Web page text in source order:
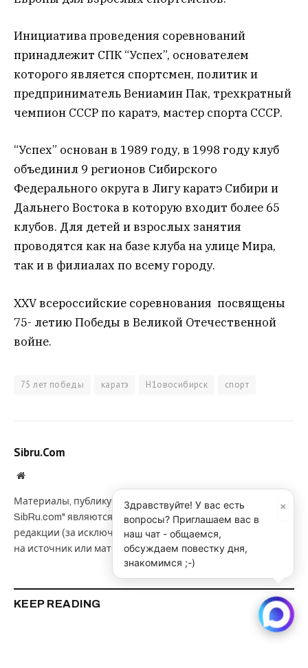
Инициатива проведения соревнований
принадлежит СПК “Успех”, основателем
которого является спортсмен, политик и
предприниматель Вениамин Пак, трехкратный
чемпион СССР по каратэ, мастер спорта СССР.
“Успех” основан в 1989 году, в 1998 году клуб
объединил 9 регионов Сибирского
Федерального округа в Лигу каратэ Сибири и
Дальнего Востока в которую входит более 65
клубов. Для детей и взрослых занятия
проводятся как на базе клуба на улице Мира,
так и в филиалах по всему городу.
XXV всероссийские соревнования посвящены
75- летию Победы в Великой Отечественной
войне.
75 лет победы каратэ Н1овосибирск спорт
Sibru.Com
Website
Материалы, публикуемые за авторством "Редакция
SibRu.com" являются результатом коллективной работы
редакции (за исключением случаев, если указана ссылка
на источник или материал помечен как рекламный).
KEEP READING
×
Здравствуйте! У вас есть
вопросы? Приглашаем вас в
наш чат - общаемся,
обсуждаем повестку дня,
знакомимся ;-)